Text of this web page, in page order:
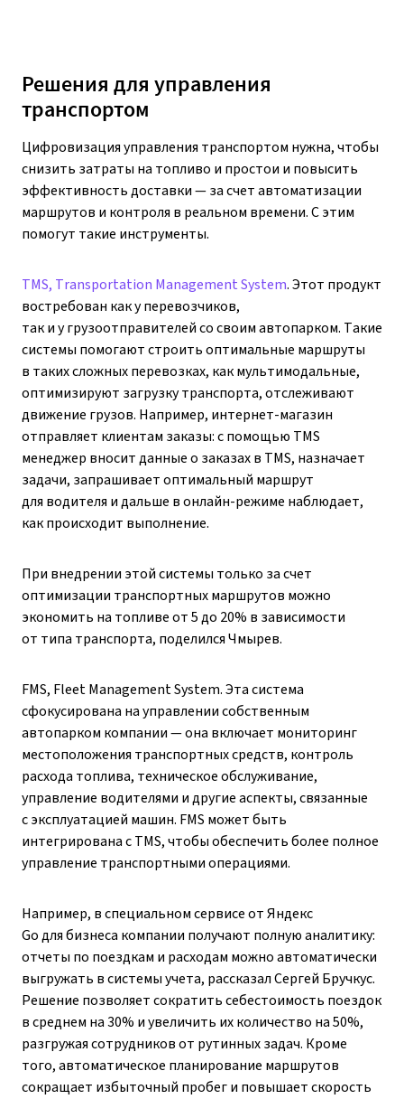
Решения для управления
транспортом
Цифровизация управления транспортом нужна, чтобы
снизить затраты на топливо и простои и повысить
эффективность доставки — за счет автоматизации
маршрутов и контроля в реальном времени. С этим
помогут такие инструменты.
TMS, Transportation Management System. Этот продукт
востребован как у перевозчиков,
так и у грузоотправителей со своим автопарком. Такие
системы помогают строить оптимальные маршруты
в таких сложных перевозках, как мультимодальные,
оптимизируют загрузку транспорта, отслеживают
движение грузов. Например, интернет-магазин
отправляет клиентам заказы: с помощью TMS
менеджер вносит данные о заказах в TMS, назначает
задачи, запрашивает оптимальный маршрут
для водителя и дальше в онлайн-режиме наблюдает,
как происходит выполнение.
При внедрении этой системы только за счет
оптимизации транспортных маршрутов можно
экономить на топливе от 5 до 20% в зависимости
от типа транспорта, поделился Чмырев.
FMS, Fleet Management System. Эта система
сфокусирована на управлении собственным
автопарком компании — она включает мониторинг
местоположения транспортных средств, контроль
расхода топлива, техническое обслуживание,
управление водителями и другие аспекты, связанные
с эксплуатацией машин. FMS может быть
интегрирована с TMS, чтобы обеспечить более полное
управление транспортными операциями.
Например, в специальном сервисе от Яндекс
Go для бизнеса компании получают полную аналитику:
отчеты по поездкам и расходам можно автоматически
выгружать в системы учета, рассказал Сергей Бручкус.
Решение позволяет сократить себестоимость поездок
в среднем на 30% и увеличить их количество на 50%,
разгружая сотрудников от рутинных задач. Кроме
того, автоматическое планирование маршрутов
сокращает избыточный пробег и повышает скорость